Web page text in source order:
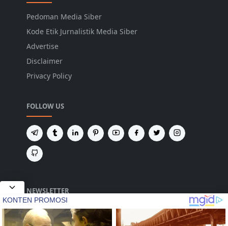
Pedoman Media Siber
Kode Etik Jurnalistik Media Siber
Advertise
Disclaimer
Privacy Policy
FOLLOW US
NEWSLETTER
Tetap terhubung untuk mendapatkan berita